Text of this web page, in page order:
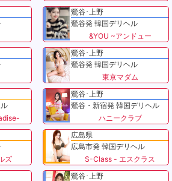
鶯谷･上野
鶯谷発 韓国デリヘル
&YOU ~アンドュー
鶯谷･上野
鶯谷発 韓国デリヘル
東京マダム
鶯谷･上野
鶯谷・新宿発 韓国デリヘル
ハニークラブ
ズ
広島県
広島市発 韓国デリヘル
S-Class - エスクラス
鶯谷･上野